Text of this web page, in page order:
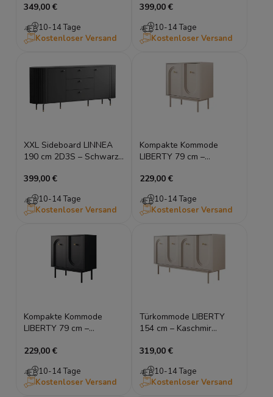
349,00 €
10-14 Tage
Kostenloser Versand
Lamellen
399,00 €
10-14 Tage
Kostenloser Versand
XXL Sideboard LINNEA
190 cm 2D3S – Schwarz
Lamellen
399,00 €
10-14 Tage
Kostenloser Versand
Kompakte Kommode
LIBERTY 79 cm –
229,00 €
10-14 Tage
Kostenloser Versand
Kompakte Kommode
LIBERTY 79 cm –
229,00 €
10-14 Tage
Kostenloser Versand
Türkommode LIBERTY
154 cm – Kaschmir
319,00 €
10-14 Tage
Kostenloser Versand